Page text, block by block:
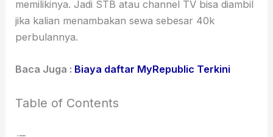
memilikinya. Jadi STB atau channel TV bisa diambil
jika kalian menambakan sewa sebesar 40k
perbulannya.
Baca Juga : Biaya daftar MyRepublic Terkini
Table of Contents